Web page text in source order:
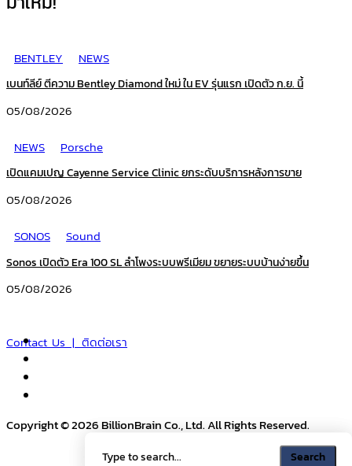
Search
Search
BENTLEY NEWS
เบนท์ลีย์ ตีความ Bentley Diamond ใหม่ ใน EV รุ่นแรก เปิดตัว ก.ย. นี้
05/08/2026
NEWS
Porsche
เปิดแคมเปญ Cayenne Service Clinic ยกระดับบริการหลังการขาย
05/08/2026
SONOS
Sound
Sonos เปิดตัว Era 100 SL ลำโพงระบบพรีเมียม ขยายระบบบ้านง่ายขึ้น
05/08/2026
Contact Us | ติดต่อเรา
Copyright © 2026 BillionBrain Co., Ltd. All Rights Reserved.